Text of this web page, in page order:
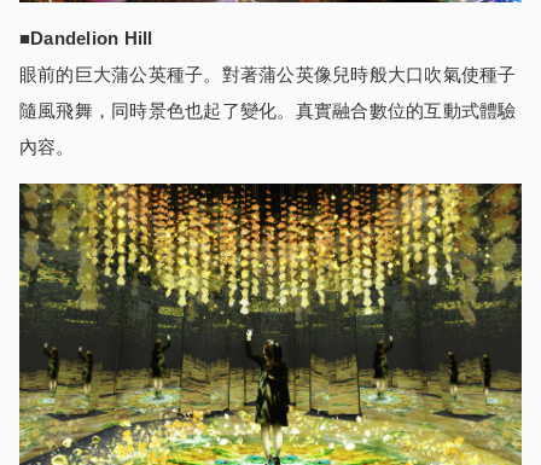
■Dandelion Hill
眼前的巨大蒲公英種子。對著蒲公英像兒時般大口吹氣使種子
隨風飛舞，同時景色也起了變化。真實融合數位的互動式體驗
內容。